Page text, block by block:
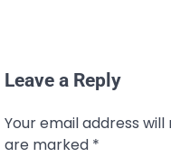
Leave a Reply
Your email address
are marked *